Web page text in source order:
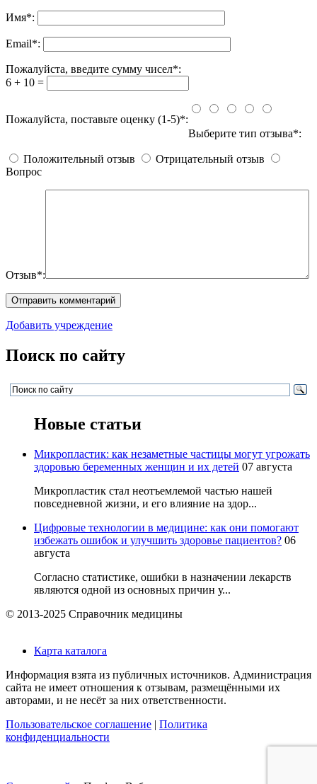
Имя*:
Email*:
Пожалуйста, введите сумму чисел*:
6 + 10 =
Пожалуйста, поставьте оценку (1-5)*:
Выберите тип отзыва*:
Положительный отзыв
Отрицательный отзыв
Вопрос
Отзыв*:
Добавить учреждение
Поиск по сайту
Новые статьи
Микропластик: как незаметные частицы могут угрожать
здоровью беременных женщин и их детей 07 августа
Микропластик стал неотъемлемой частью нашей
повседневной жизни, и его влияние на здор...
Цифровые технологии в медицине: как они помогают
избежать ошибок и улучшить здоровье пациентов? 06
августа
Согласно статистике, ошибки в назначении лекарств
являются одной из основных причин у...
© 2013-2025 Справочник медицины
Карта каталога
Информация взята из публичных источников. Администрация
сайта не имеет отношения к отзывам, размещёнными их
авторами, и не несёт за них ответственности.
Пользовательское соглашение | Политика
конфиденциальности